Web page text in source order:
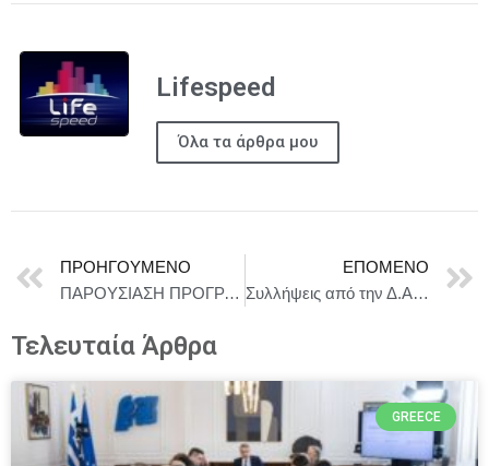
Lifespeed
Όλα τα άρθρα μου
ΠΡΟΗΓΟΎΜΕΝΟ
ΠΑΡΟΥΣΙΑΣΗ ΠΡΟΓΡΑΜΜΑΤΟΣ ΤΟΥ 66ου ΦΕΣΤΙΒΑΛ ΚΙΝΗΜΑΤΟΓΡΑΦΟΥ ΘΕΣΣΑΛΟΝΙΚΗΣ 30/10-9/11/2025
ΕΠΌΜΕΝΟ
Συλλήψεις από την Δ.Α.Ο.Ε. για κατοχή και διακίνηση ναρκωτικών ουσιών με αστυνομική επιχείρηση στην Αγία Βαρβάρα Αττικής
Τελευταία Άρθρα
GREECE